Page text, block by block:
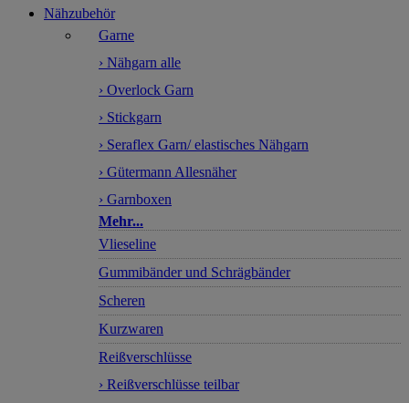
Nähzubehör
Garne
› Nähgarn alle
› Overlock Garn
› Stickgarn
› Seraflex Garn/ elastisches Nähgarn
› Gütermann Allesnäher
› Garnboxen
Mehr...
Vlieseline
Gummibänder und Schrägbänder
Scheren
Kurzwaren
Reißverschlüsse
› Reißverschlüsse teilbar